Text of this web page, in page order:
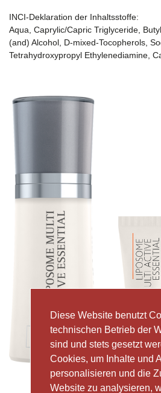
Diese Website benutzt
technischen Betrieb der
sind und stets gesetzt
Cookies, um Inhalte und
personalisieren und die
Website zu analysieren,
INCI-Deklaration der Inhaltsstoffe:
Aqua, Caprylic/Capric Triglyceride,
(and) Alcohol, D-mixed-Tocopherols,
Tetrahydroxypropyl Ethylenediamine,